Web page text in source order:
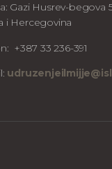
Gazi Husrev-begova
i Hercegovina
+387 33 236-391